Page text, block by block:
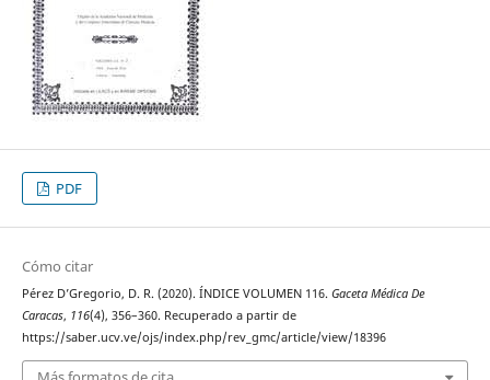
PDF
Cómo citar
Pérez D’Gregorio, D. R. (2020). ÍNDICE VOLUMEN 116. Gaceta Médica De
Caracas, 116(4), 356–360. Recuperado a partir de
https://saber.ucv.ve/ojs/index.php/rev_gmc/article/view/18396